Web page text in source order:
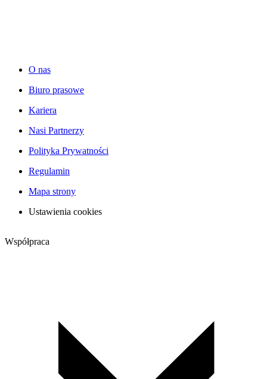
O nas
Biuro prasowe
Kariera
Nasi Partnerzy
Polityka Prywatności
Regulamin
Mapa strony
Ustawienia cookies
Współpraca